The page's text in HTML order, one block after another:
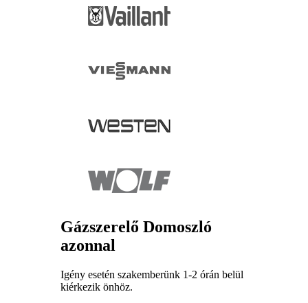
Gázszerelő Domoszló
azonnal
Igény esetén szakemberünk 1-2 órán belül
kiérkezik önhöz.